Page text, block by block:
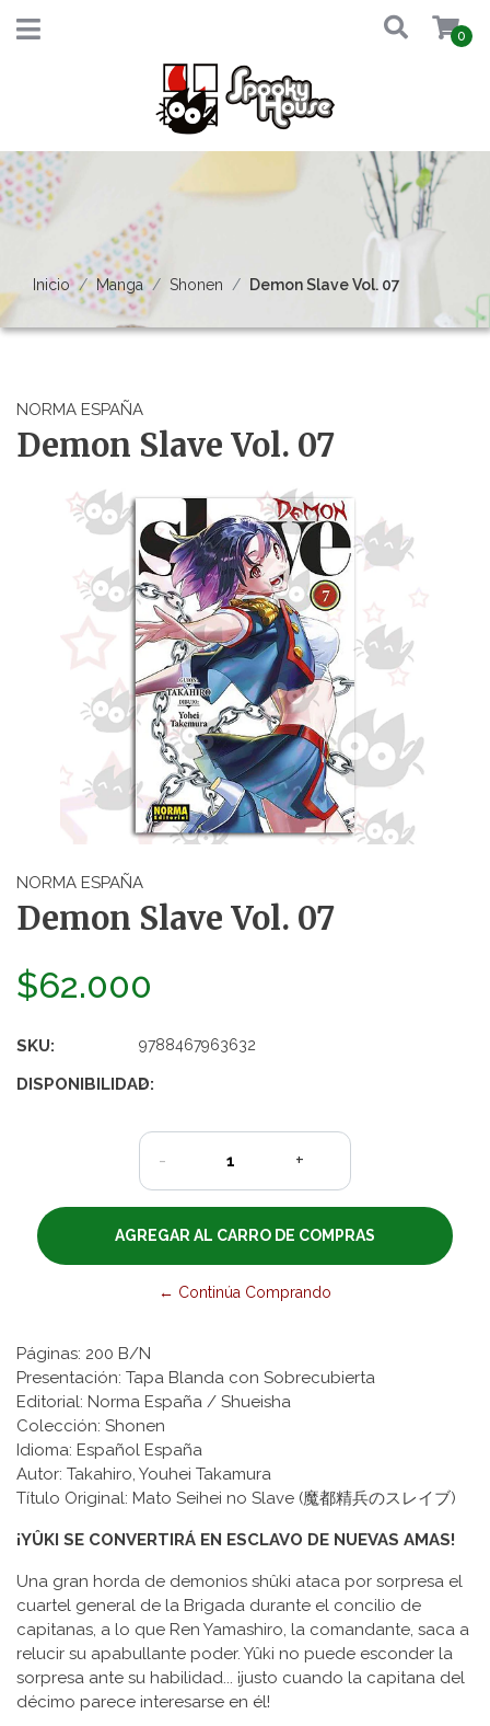
0
Inicio Manga Shonen Demon Slave Vol. 07
NORMA ESPAÑA
Demon Slave Vol. 07
NORMA ESPAÑA
Demon Slave Vol. 07
$62.000
SKU: 9788467963632
DISPONIBILIDAD:
2
- +
← Continúa Comprando
Páginas: 200 B/N
Presentación: Tapa Blanda con Sobrecubierta
Editorial: Norma España / Shueisha
Colección: Shonen
Idioma: Español España
Autor: Takahiro, Youhei Takamura
Título Original: Mato Seihei no Slave (魔都精兵のスレイブ)
¡YÛKI SE CONVERTIRÁ EN ESCLAVO DE NUEVAS AMAS!
Una gran horda de demonios shûki ataca por sorpresa el
cuartel general de la Brigada durante el concilio de
capitanas, a lo que Ren Yamashiro, la comandante, saca a
relucir su apabullante poder. Yûki no puede esconder la
sorpresa ante su habilidad... ¡justo cuando la capitana del
décimo parece interesarse en él!